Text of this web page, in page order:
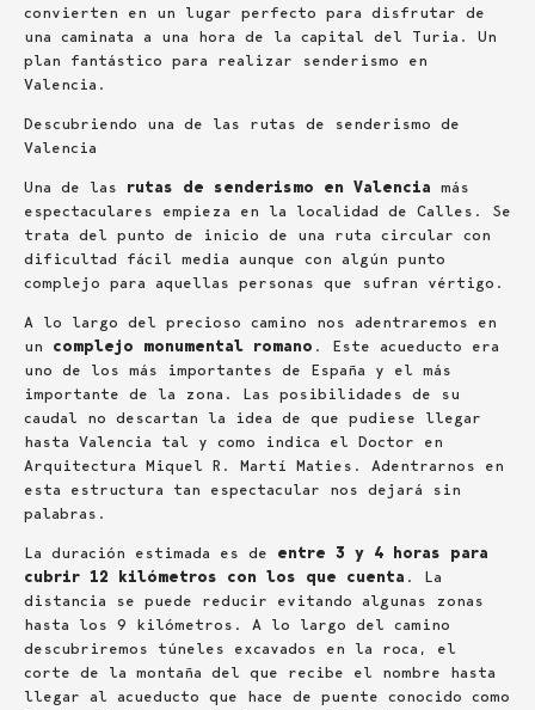
convierten en un lugar perfecto para disfrutar de
una caminata a una hora de la capital del Turia. Un
plan fantástico para realizar senderismo en
Valencia.
Descubriendo una de las rutas de senderismo de
Valencia
Una de las rutas de senderismo en Valencia más
espectaculares empieza en la localidad de Calles. Se
trata del punto de inicio de una ruta circular con
dificultad fácil media aunque con algún punto
complejo para aquellas personas que sufran vértigo.
A lo largo del precioso camino nos adentraremos en
un complejo monumental romano . Este acueducto era
uno de los más importantes de España y el más
importante de la zona. Las posibilidades de su
caudal no descartan la idea de que pudiese llegar
hasta Valencia tal y como indica el Doctor en
Arquitectura Miquel R. Martí Maties. Adentrarnos en
esta estructura tan espectacular nos dejará sin
palabras.
La duración estimada es de entre 3 y 4 horas para
cubrir 12 kilómetros con los que cuenta . La
distancia se puede reducir evitando algunas zonas
hasta los 9 kilómetros. A lo largo del camino
descubriremos túneles excavados en la roca, el
corte de la montaña del que recibe el nombre hasta
llegar al acueducto que hace de puente conocido como